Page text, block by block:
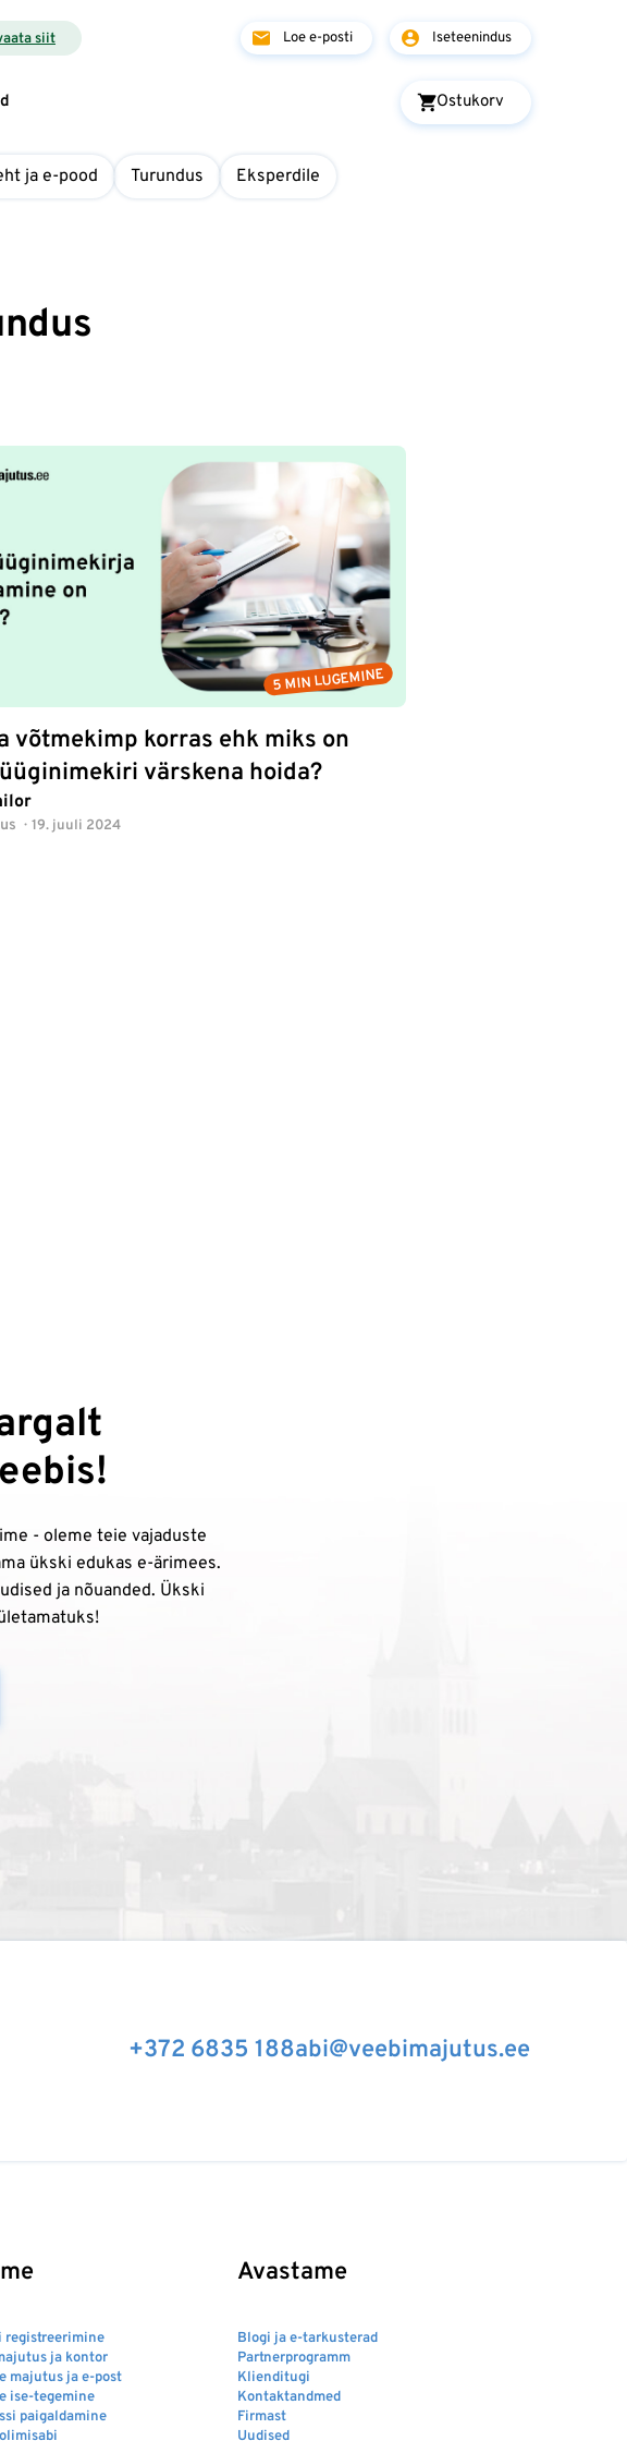
siit Loe e-posti Iseteenindus
Ostukorv
ja e-pood Turundus Eksperdile
5 MIN LUGEMINE
võtmekimp korras ehk miks on
värskena hoida?
19. juuli 2024
- oleme teie vajaduste
ükski edukas e-ärimees.
ja nõuanded. Ükski
+372 6835 188abi@veebimajutus.ee
registreerimine
ja kontor
majutus ja e-post
ise-tegemine
paigaldamine
Avastame
Blogi ja e-tarkusterad
Partnerprogramm
Klienditugi
Kontaktandmed
Firmast
Uudised